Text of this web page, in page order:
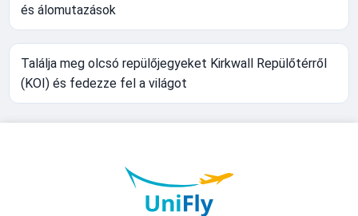
és álomutazások
Találja meg olcsó repülőjegyeket Kirkwall Repülőtérről
(KOI) és fedezze fel a világot